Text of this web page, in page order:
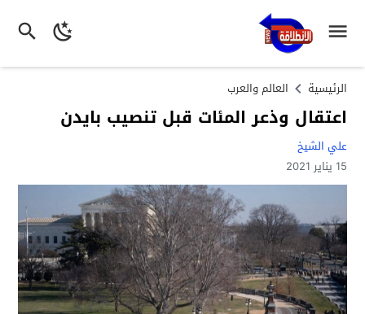
الرئيسية العالم والعرب
اعتقال وذعر المئات قبل تنصيب بايدن
علي الشيخ
15 يناير 2021